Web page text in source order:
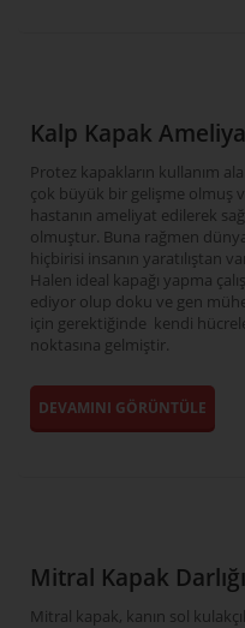
Kalp Kapak
Protez kapakların kullanım
çok büyük bir gelişme olmuş
hastanın ameliyat edilerek
olmuştur. Buna rağmen
hiçbirisi insanın yaratılıştan
Halen ideal kapağı yapma
ediyor olup doku ve gen
için gerektiğinde kendi
noktasına gelmiştir.
DEVAMINI GÖRÜNTÜLE
Mitral Kapak Darlığı
Mitral kapak, kanın sol